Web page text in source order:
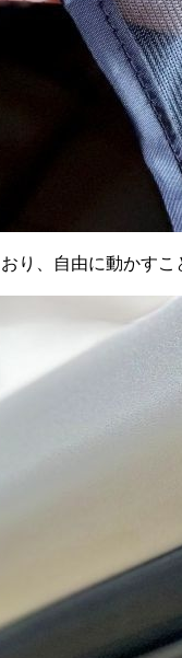
り、自由に動かす